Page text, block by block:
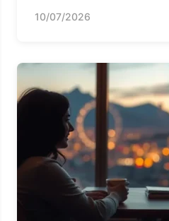
10/07/2026